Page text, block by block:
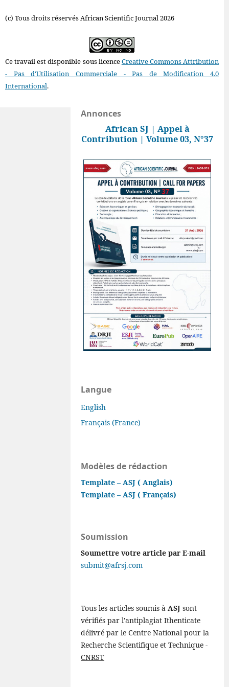
(c) Tous droits réservés African Scientific Journal 2026
Ce travail est disponible sous licenceCreative Commons Attribution
- Pas d'Utilisation Commerciale - Pas de Modification 4.0
International.
Annonces
African SJ | Appel à
Contribution | Volume 03, N°37
Langue
English
Français (France)
Modèles de rédaction
Template – ASJ ( Anglais)
Template – ASJ ( Français)
Soumission
Soumettre votre article par E-mail
submit@afrsj.com
Tous les articles soumis à ASJ sont
vérifiés par l'antiplagiat Ithenticate
délivré par le Centre National pour la
Recherche Scientifique et Technique -
CNRST